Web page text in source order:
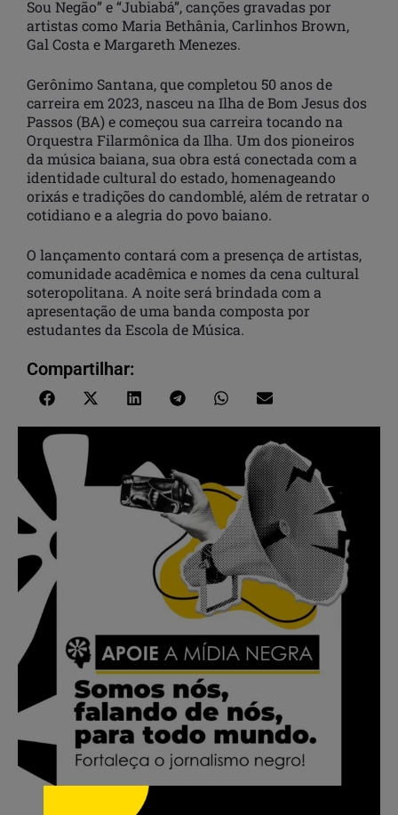
Sou Negão” e “Jubiabá”, canções gravadas por
artistas como Maria Bethânia, Carlinhos Brown,
Gal Costa e Margareth Menezes.
Gerônimo Santana, que completou 50 anos de
carreira em 2023, nasceu na Ilha de Bom Jesus dos
Passos (BA) e começou sua carreira tocando na
Orquestra Filarmônica da Ilha. Um dos pioneiros
da música baiana, sua obra está conectada com a
identidade cultural do estado, homenageando
orixás e tradições do candomblé, além de retratar o
cotidiano e a alegria do povo baiano.
O lançamento contará com a presença de artistas,
comunidade acadêmica e nomes da cena cultural
soteropolitana. A noite será brindada com a
apresentação de uma banda composta por
estudantes da Escola de Música.
Compartilhar: